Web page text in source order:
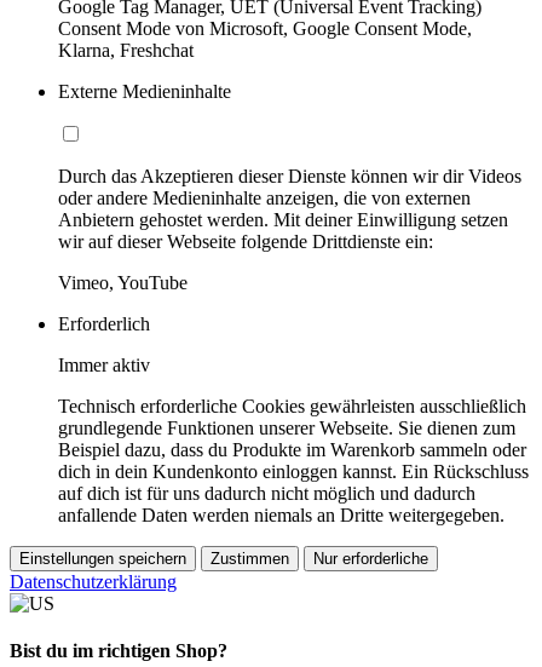
Google Tag Manager, UET (Universal Event Tracking)
Consent Mode von Microsoft, Google Consent Mode,
Klarna, Freshchat
Externe Medieninhalte
Durch das Akzeptieren dieser Dienste können wir dir Videos
oder andere Medieninhalte anzeigen, die von externen
Anbietern gehostet werden. Mit deiner Einwilligung setzen
wir auf dieser Webseite folgende Drittdienste ein:
Vimeo, YouTube
Erforderlich
Immer aktiv
Technisch erforderliche Cookies gewährleisten ausschließlich
grundlegende Funktionen unserer Webseite. Sie dienen zum
Beispiel dazu, dass du Produkte im Warenkorb sammeln oder
dich in dein Kundenkonto einloggen kannst. Ein Rückschluss
auf dich ist für uns dadurch nicht möglich und dadurch
anfallende Daten werden niemals an Dritte weitergegeben.
Einstellungen speichern Zustimmen Nur erforderliche
Datenschutzerklärung
Bist du im richtigen Shop?